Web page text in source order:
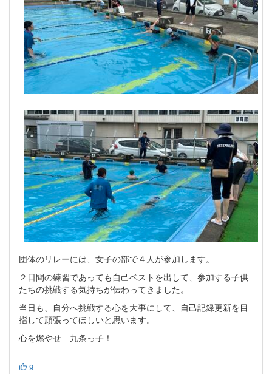
団体のリレーには、女子の部で４人が参加します。
２日間の練習であっても自己ベストを出して、参加する子供
たちの挑戦する気持ちが伝わってきました。
当日も、自分へ挑戦する心を大事にして、自己記録更新を目
指して頑張ってほしいと思います。
心を燃やせ 九条っ子！
9